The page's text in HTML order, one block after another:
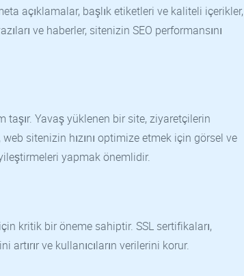
açıklamalar, başlık etiketleri ve kaliteli içerikler,
ve haberler, sitenizin SEO performansını
taşır. Yavaş yüklenen bir site, ziyaretçilerin
sitenizin hızını optimize etmek için görsel ve
yapmak önemlidir.
kritik bir öneme sahiptir. SSL sertifikaları,
ve kullanıcıların verilerini korur.